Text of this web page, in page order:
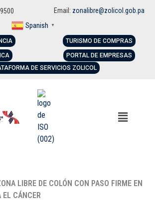
Email: zonalibre@zolicol.gob.pa
Spanish ▼
TURISMO DE COMPRAS
PORTAL DE EMPRESAS
DE SERVICIOS ZOLICOL
LIBRE DE COLÓN CON PASO FIRME EN
EL CÁNCER